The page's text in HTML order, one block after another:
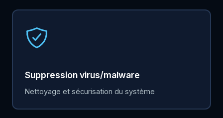
Suppression virus/malware
Nettoyage et sécurisation du système